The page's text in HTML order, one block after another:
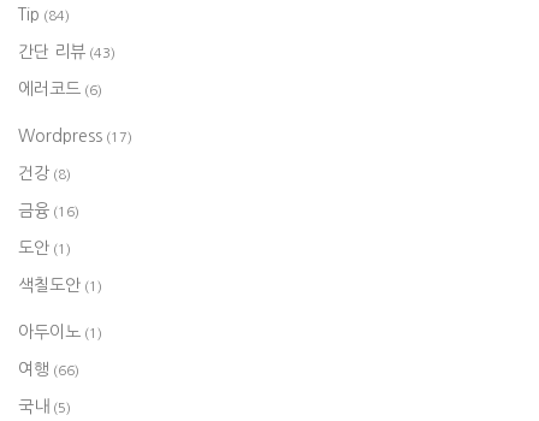
Tip (84)
간단 리뷰 (43)
에러코드 (6)
Wordpress (17)
건강 (8)
금융 (16)
도안 (1)
색칠도안 (1)
아두이노 (1)
여행 (66)
국내 (5)